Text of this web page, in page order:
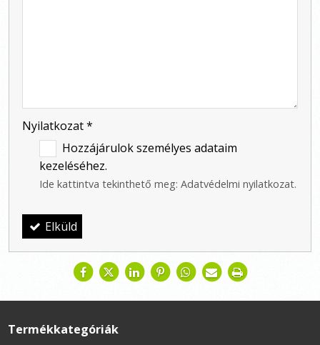
Nyilatkozat*
Hozzájárulok személyes adataim
kezeléséhez.
Ide kattintva tekinthető meg: Adatvédelmi nyilatkozat.
Elküld
Termékkategóriák